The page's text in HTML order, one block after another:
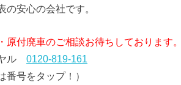
の安心の会社です。
原付廃車のご相談お待ちしております。
ル 0120-819-161
番号をタップ！）